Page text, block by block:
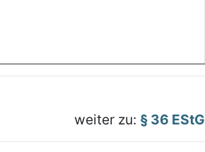
weiter zu: § 36 EStG